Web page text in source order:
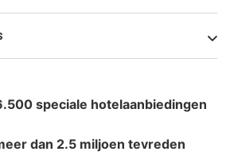
speciale hotelaanbiedingen
dan 2.5 miljoen tevreden